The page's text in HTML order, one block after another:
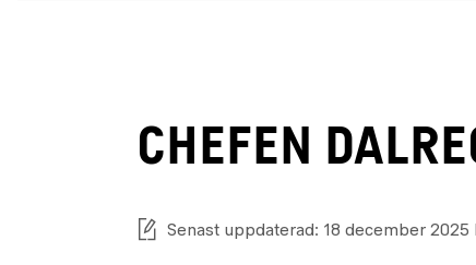
CHEFEN
Senast uppdaterad: 18 december 2025